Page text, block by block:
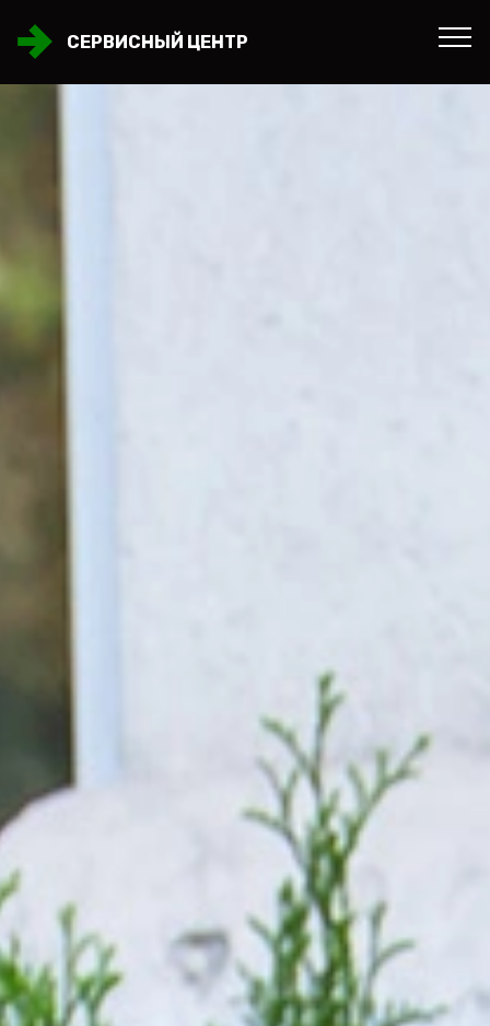
СЕРВИСНЫЙ ЦЕНТР